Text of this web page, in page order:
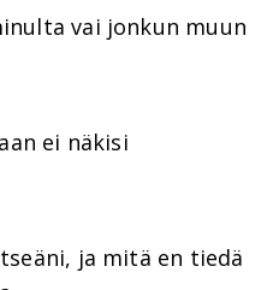
vai jonkun muun
ei näkisi
ja mitä en tiedä